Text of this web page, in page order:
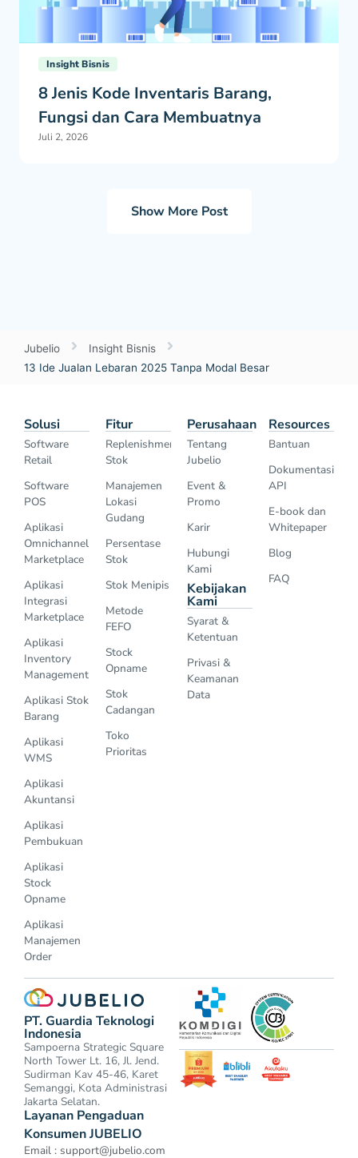
Insight Bisnis
8 Jenis Kode Inventaris Barang,
Fungsi dan Cara Membuatnya
Juli 2, 2026
Show More Post
Jubelio
Insight Bisnis
13 Ide Jualan Lebaran 2025 Tanpa Modal Besar
Solusi
Software
Retail
Software
POS
Aplikasi
Omnichannel
Marketplace
Aplikasi
Integrasi
Marketplace
Aplikasi
Inventory
Management
Aplikasi Stok
Barang
Aplikasi
WMS
Aplikasi
Akuntansi
Aplikasi
Pembukuan
Aplikasi
Stock
Opname
Aplikasi
Manajemen
Order
Fitur
Replenishment
Stok
Manajemen
Lokasi
Gudang
Persentase
Stok
Stok Menipis
Metode
FEFO
Stock
Opname
Stok
Cadangan
Toko
Prioritas
Perusahaan
Tentang
Jubelio
Event &
Promo
Karir
Hubungi
Kami
Kebijakan
Kami
Syarat &
Ketentuan
Privasi &
Keamanan
Data
Resources
Bantuan
Dokumentasi
API
E-book dan
Whitepaper
Blog
FAQ
PT. Guardia Teknologi
Indonesia
Sampoerna Strategic Square
North Tower Lt. 16, Jl. Jend.
Sudirman Kav 45-46, Karet
Semanggi, Kota Administrasi
Jakarta Selatan.
Layanan Pengaduan
Konsumen JUBELIO
Email : support@jubelio.com